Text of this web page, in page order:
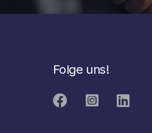
Folge uns!
  